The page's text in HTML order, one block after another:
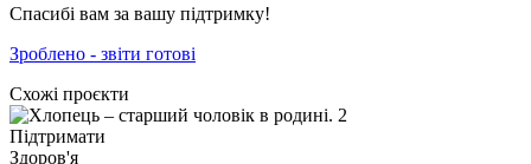
Спасибі вам за вашу підтримку!
Зроблено - звіти готові
Схожі проєкти
Підтримати
Здоров'я